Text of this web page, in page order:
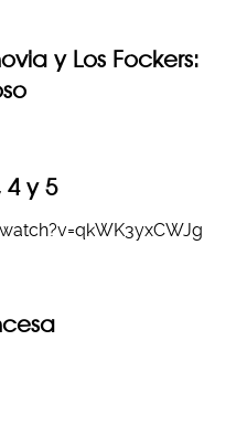
y Los Fockers:
4 y 5